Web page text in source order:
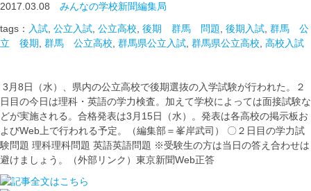
2017.03.08 みんなの学校新聞編集局
tags： 入試 公立入試 公立高校 後期 群馬 問題 後期入試 群馬 公
立 後期 群馬 公立高校 群馬県公立入試 群馬県公立高校 高校入試
3月8日（水）、県内の公立高校で後期選抜の入学試験が行われた。２
日目の今日は理科・英語の学力検査。加えて学校によっては面接試験な
どが実施される。合格発表は3月15日（水）。発表は各高校の掲示板お
よびWeb上で行われる予定。（編集部＝峯岸武司） 〇２日目の学力試
験問題 理科理科問題 英語英語問題 ※受験生の方は当日の答え合わせは
避けましょう。（外部リンク）東京新聞Web正答